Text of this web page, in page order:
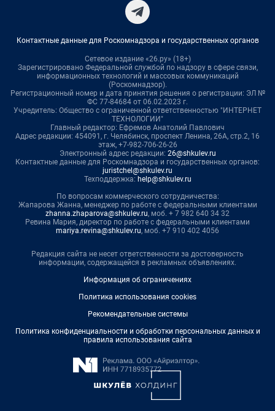
Контактные данные для Роскомнадзора и государственных органов
Сетевое издание «26.ру» (18+)
Зарегистрировано Федеральной службой по надзору в сфере связи,
информационных технологий и массовых коммуникаций
(Роскомнадзор).
Регистрационный номер и дата принятия решения о регистрации: ЭЛ №
ФС 77-84684 от 06.02.2023 г.
Учредитель: Общество с ограниченной ответственностью "ИНТЕРНЕТ
ТЕХНОЛОГИИ"
Главный редактор: Ефремов Анатолий Павлович
Адрес редакции: 454091, г. Челябинск, проспект Ленина, 26А, стр.2, 16
этаж, +7-982-706-26-26
Электронный адрес редакции: 26@shkulev.ru
Контактные данные для Роскомнадзора и государственных органов:
juristchel@shkulev.ru
Техподдержка: help@shkulev.ru
По вопросам коммерческого сотрудничества:
Жапарова Жанна, менеджер по работе с федеральными клиентами
zhanna.zhaparova@shkulev.ru, моб. + 7 982 640 34 32
Ревина Мария, директор по работе с федеральными клиентами
mariya.revina@shkulev.ru, моб. +7 910 402 4056
Редакция сайта не несет ответственности за достоверность
информации, содержащейся в рекламных объявлениях.
Информация об ограничениях
Политика использования cookies
Рекомендательные системы
Политика конфиденциальности и обработки персональных данных и
правила использования сайта